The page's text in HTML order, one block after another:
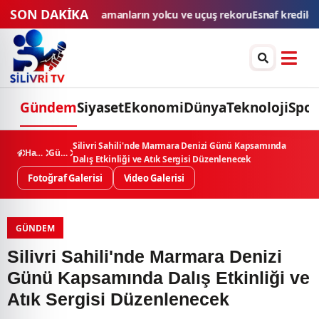
SON DAKİKA
Esnaf kredilerinde limit ve vadeler yükseltildiİstanbul'da
GündemSiyasetEkonomiDünyaTeknolojiSpor
Haberler Gündem
Silivri Sahili'nde Marmara Denizi Günü Kapsamında
Dalış Etkinliği ve Atık Sergisi Düzenlenecek
Fotoğraf Galerisi Video Galerisi
GÜNDEM
Silivri Sahili'nde Marmara Denizi
Günü Kapsamında Dalış Etkinliği ve
Atık Sergisi Düzenlenecek